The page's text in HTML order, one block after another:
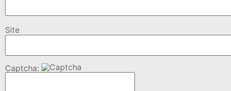
Site
Captcha: